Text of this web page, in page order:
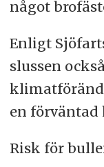
något
Enligt
slussen
en
Risk för